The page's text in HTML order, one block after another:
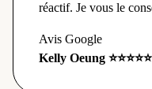
réactif. Je vous le
Avis Google
Kelly Oeung ⭐⭐⭐⭐⭐